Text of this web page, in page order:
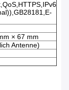
× 67 mm
Antenne)